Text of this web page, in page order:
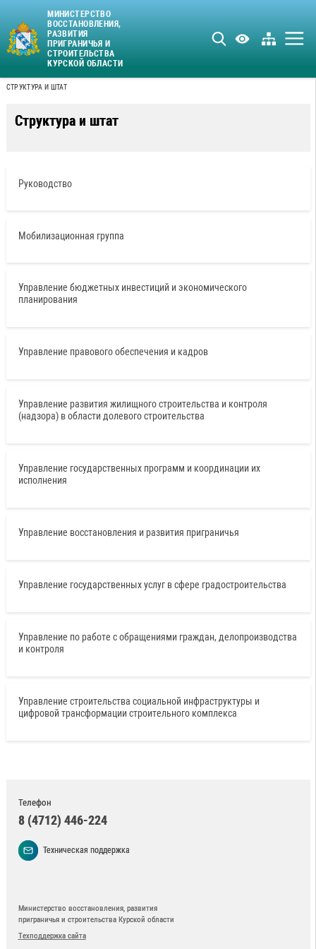
МИНИСТЕРСТВО
ВОССТАНОВЛЕНИЯ,
РАЗВИТИЯ
ПРИГРАНИЧЬЯ И
СТРОИТЕЛЬСТВА
КУРСКОЙ ОБЛАСТИ
СТРУКТУРА И ШТАТ
Структура и штат
Руководство
Мобилизационная группа
Управление бюджетных инвестиций и экономического
планирования
Управление правового обеспечения и кадров
Управление развития жилищного строительства и контроля
(надзора) в области долевого строительства
Управление государственных программ и координации их
исполнения
Управление восстановления и развития приграничья
Управление государственных услуг в сфере градостроительства
Управление по работе с обращениями граждан, делопроизводства
и контроля
Управление строительства социальной инфраструктуры и
цифровой трансформации строительного комплекса
Телефон
8 (4712) 446-224
Техническая поддержка
Министерство восстановления, развития
приграничья и строительства Курской области
Техподдержка сайта